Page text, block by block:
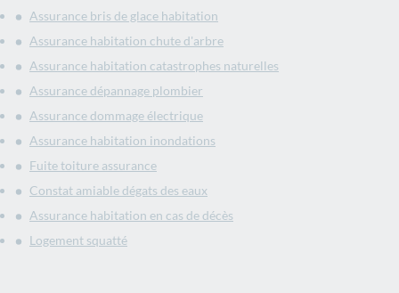
Assurance bris de glace habitation
Assurance habitation chute d'arbre
Assurance habitation catastrophes naturelles
Assurance dépannage plombier
Assurance dommage électrique
Assurance habitation inondations
Fuite toiture assurance
Constat amiable dégats des eaux
Assurance habitation en cas de décès
Logement squatté